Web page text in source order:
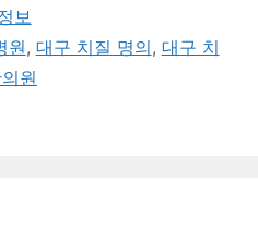
보
원, 대구 치질 명의, 대구 치
원